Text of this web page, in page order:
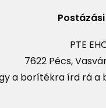
PTE
7622 Pécs,
a borítékra írd rá